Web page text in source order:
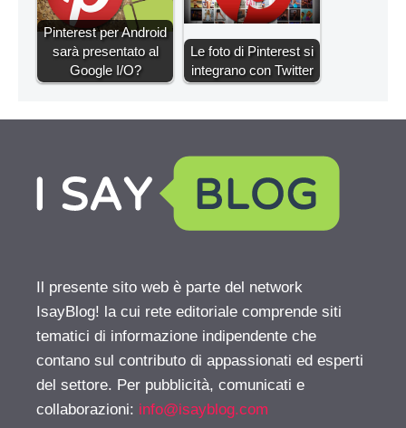
Pinterest per Android
sarà presentato al
Google I/O?
Le foto di Pinterest si
integrano con Twitter
Il presente sito web è parte del network
IsayBlog! la cui rete editoriale comprende siti
tematici di informazione indipendente che
contano sul contributo di appassionati ed esperti
del settore. Per pubblicità, comunicati e
collaborazioni: info@isayblog.com